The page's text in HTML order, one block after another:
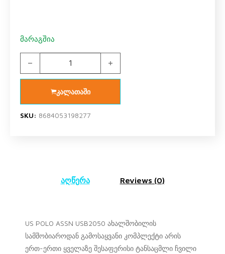
მარაგშია
US POLO ASSN USB2050 V1 ახალშობილის გოგო
კალათაში
SKU: 8684053198277
აღწერა Reviews (0)
US POLO ASSN USB2050 ახალშობილის
სამშობიაროდან გამოსაყვანი კომპლექტი არის
ერთ-ერთი ყველაზე შესაფერისი ტანსაცმლი ჩვილი